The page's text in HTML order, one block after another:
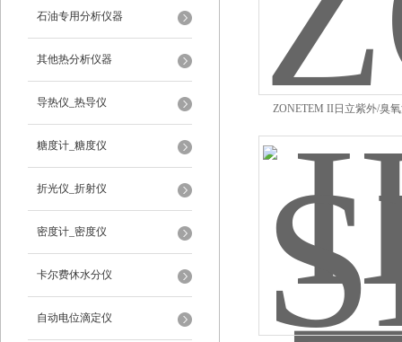
石油专用分析仪器
其他热分析仪器
导热仪_热导仪
糖度计_糖度仪
折光仪_折射仪
密度计_密度仪
卡尔费休水分仪
自动电位滴定仪
ZONETEM II日立紫外/臭